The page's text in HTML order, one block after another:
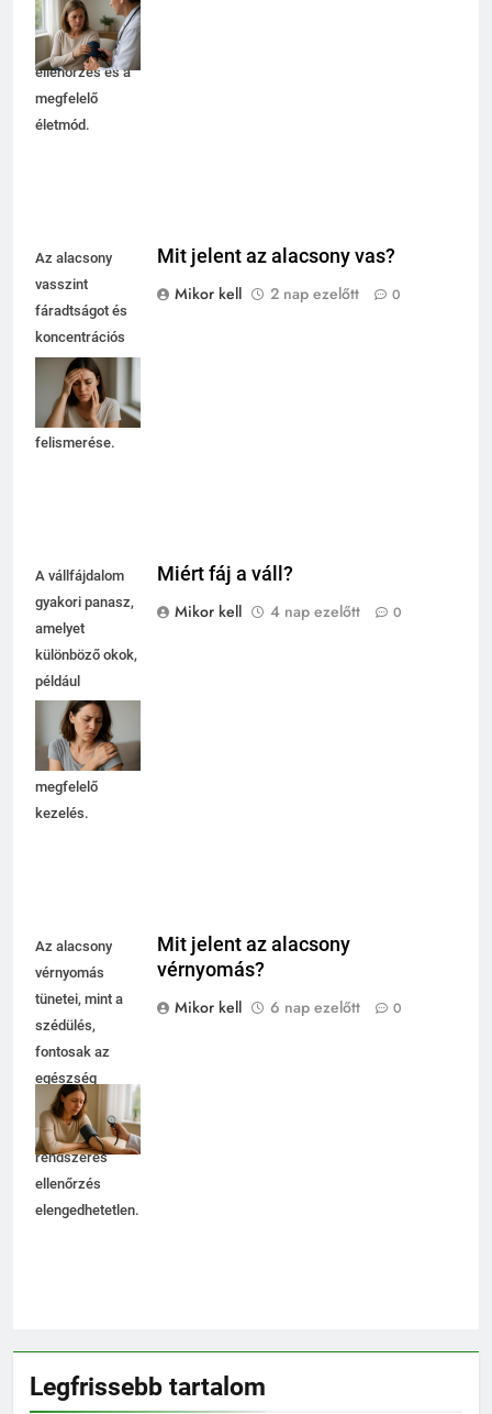
Legfrissebb tartalom
rejt. Fontos a
rendszeres
ellenőrzés és a
megfelelő
életmód.
Az alacsony
vasszint
fáradtságot és
koncentrációs
nehézségeket
okozhat, ezért
fontos a tünetek
felismerése.
Mit jelent az alacsony vas?
Mikor kell
2 nap ezelőtt 0
A vállfájdalom
gyakori panasz,
amelyet
különböző okok,
például
túlterhelés vagy
sérülés okozhat.
Fontos a
megfelelő
kezelés.
Miért fáj a váll?
Mikor kell
4 nap ezelőtt 0
Az alacsony
vérnyomás
tünetei, mint a
szédülés,
fontosak az
egészség
megőrzésében,
ezért a
rendszeres
ellenőrzés
elengedhetetlen.
Mit jelent az alacsony
vérnyomás?
Mikor kell
6 nap ezelőtt 0